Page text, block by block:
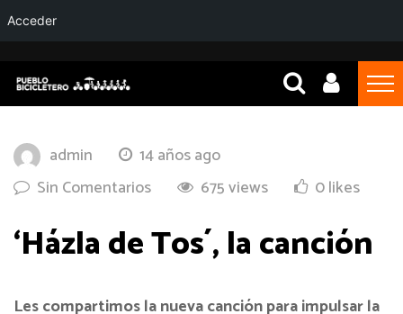
admin
14 años ago
Sin Comentarios
675 views 0 likes
‘Házla de Tos´, la canción
Les compartimos la nueva canción para impulsar la
Acceder